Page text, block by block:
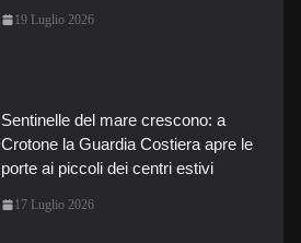
19 Luglio 2026
Sentinelle del mare crescono: a
Crotone la Guardia Costiera apre le
porte ai piccoli dei centri estivi
17 Luglio 2026